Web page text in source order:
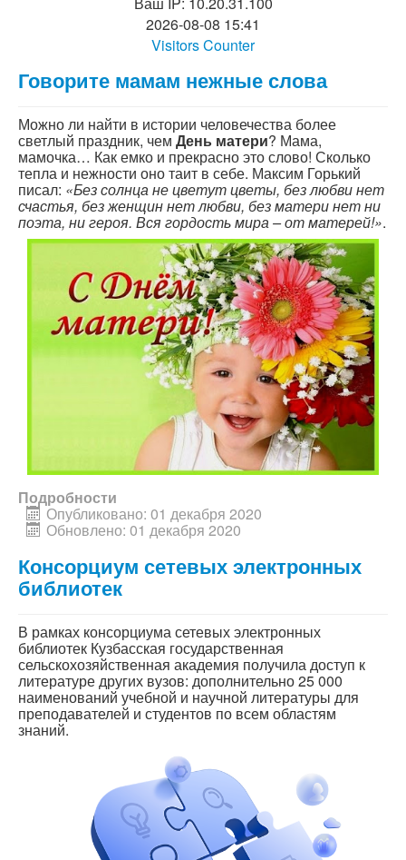
2026-08-08 15:41
Visitors Counter
Говорите мамам нежные слова
Можно ли найти в истории человечества более
светлый праздник, чем День матери? Мама,
мамочка… Как емко и прекрасно это слово! Сколько
тепла и нежности оно таит в себе. Максим Горький
писал: «Без солнца не цветут цветы, без любви нет
счастья, без женщин нет любви, без матери нет ни
поэта, ни героя. Вся гордость мира – от матерей!».
Подробности
Опубликовано: 01 декабря 2020
Обновлено: 01 декабря 2020
Консорциум сетевых электронных
библиотек
В рамках консорциума сетевых электронных
библиотек Кузбасская государственная
сельскохозяйственная академия получила доступ к
литературе других вузов: дополнительно 25 000
наименований учебной и научной литературы для
преподавателей и студентов по всем областям
знаний.